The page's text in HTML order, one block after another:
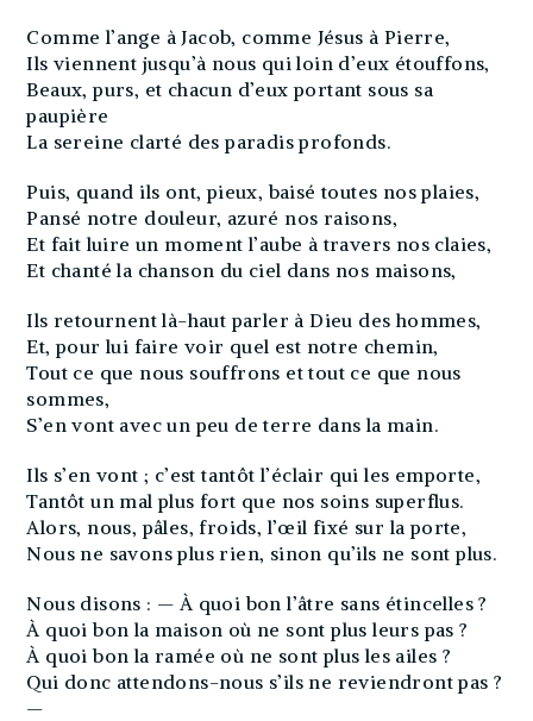
Comme l’ange à Jacob, comme Jésus à Pierre,
Ils viennent jusqu’à nous qui loin d’eux étouffons,
Beaux, purs, et chacun d’eux portant sous sa
paupière
La sereine clarté des paradis profonds.
Puis, quand ils ont, pieux, baisé toutes nos plaies,
Pansé notre douleur, azuré nos raisons,
Et fait luire un moment l’aube à travers nos claies,
Et chanté la chanson du ciel dans nos maisons,
Ils retournent là-haut parler à Dieu des hommes,
Et, pour lui faire voir quel est notre chemin,
Tout ce que nous souffrons et tout ce que nous
sommes,
S’en vont avec un peu de terre dans la main.
Ils s’en vont ; c’est tantôt l’éclair qui les emporte,
Tantôt un mal plus fort que nos soins superflus.
Alors, nous, pâles, froids, l’œil fixé sur la porte,
Nous ne savons plus rien, sinon qu’ils ne sont plus.
Nous disons : — À quoi bon l’âtre sans étincelles ?
À quoi bon la maison où ne sont plus leurs pas ?
À quoi bon la ramée où ne sont plus les ailes ?
Qui donc attendons-nous s’ils ne reviendront pas ?
—